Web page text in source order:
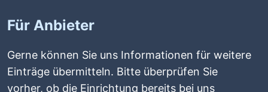
Für Anbieter
Gerne können Sie uns Informationen für weitere
Einträge übermitteln. Bitte überprüfen Sie
vorher, ob die Einrichtung bereits bei uns